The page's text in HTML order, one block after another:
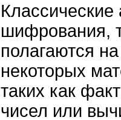
шифрования,
полагаются
некоторых
таких как
чисел или